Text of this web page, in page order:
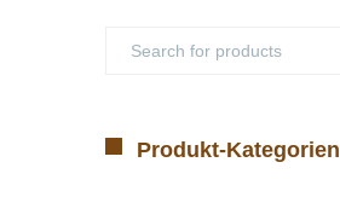
Produkt-Kategorien